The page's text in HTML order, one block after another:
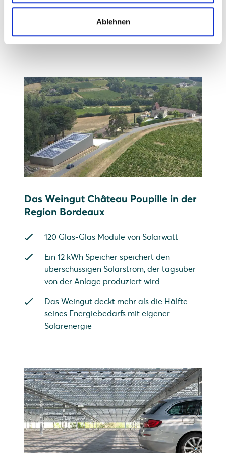
Ablehnen
Prognose: 615.000 kWh Strom pro Jahr,
das entspricht etwa dem Jahresverbrauch
von 205 Drei-Personen-Haushalten
Das Weingut Château Poupille in der
Region Bordeaux
120 Glas-Glas Module von Solarwatt
Ein 12 kWh Speicher speichert den
überschüssigen Solarstrom, der tagsüber
von der Anlage produziert wird.
Das Weingut deckt mehr als die Hälfte
seines Energiebedarfs mit eigener
Solarenergie